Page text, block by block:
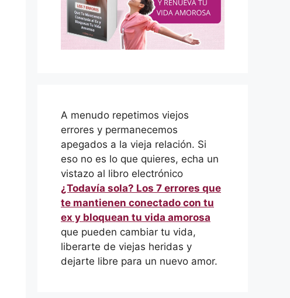
A menudo repetimos viejos
errores y permanecemos
apegados a la vieja relación. Si
eso no es lo que quieres, echa un
vistazo al libro electrónico
¿Todavía sola? Los 7 errores que
te mantienen conectado con tu
ex y bloquean tu vida amorosa
que pueden cambiar tu vida,
liberarte de viejas heridas y
dejarte libre para un nuevo amor.